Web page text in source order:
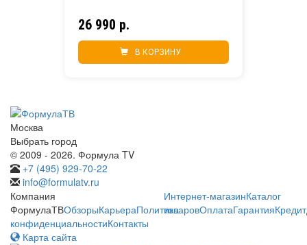
26 990 р.
В КОРЗИНУ
Москва
Выбрать город
© 2009 - 2026. Формула TV
+7 (495) 929-70-22
info@formulatv.ru
Компания
ФормулаТВОбзорыКарьераПолитика
конфиденциальностиКонтакты
Интернет-магазинКаталог
товаровОплатаГарантияКредит
Карта сайта